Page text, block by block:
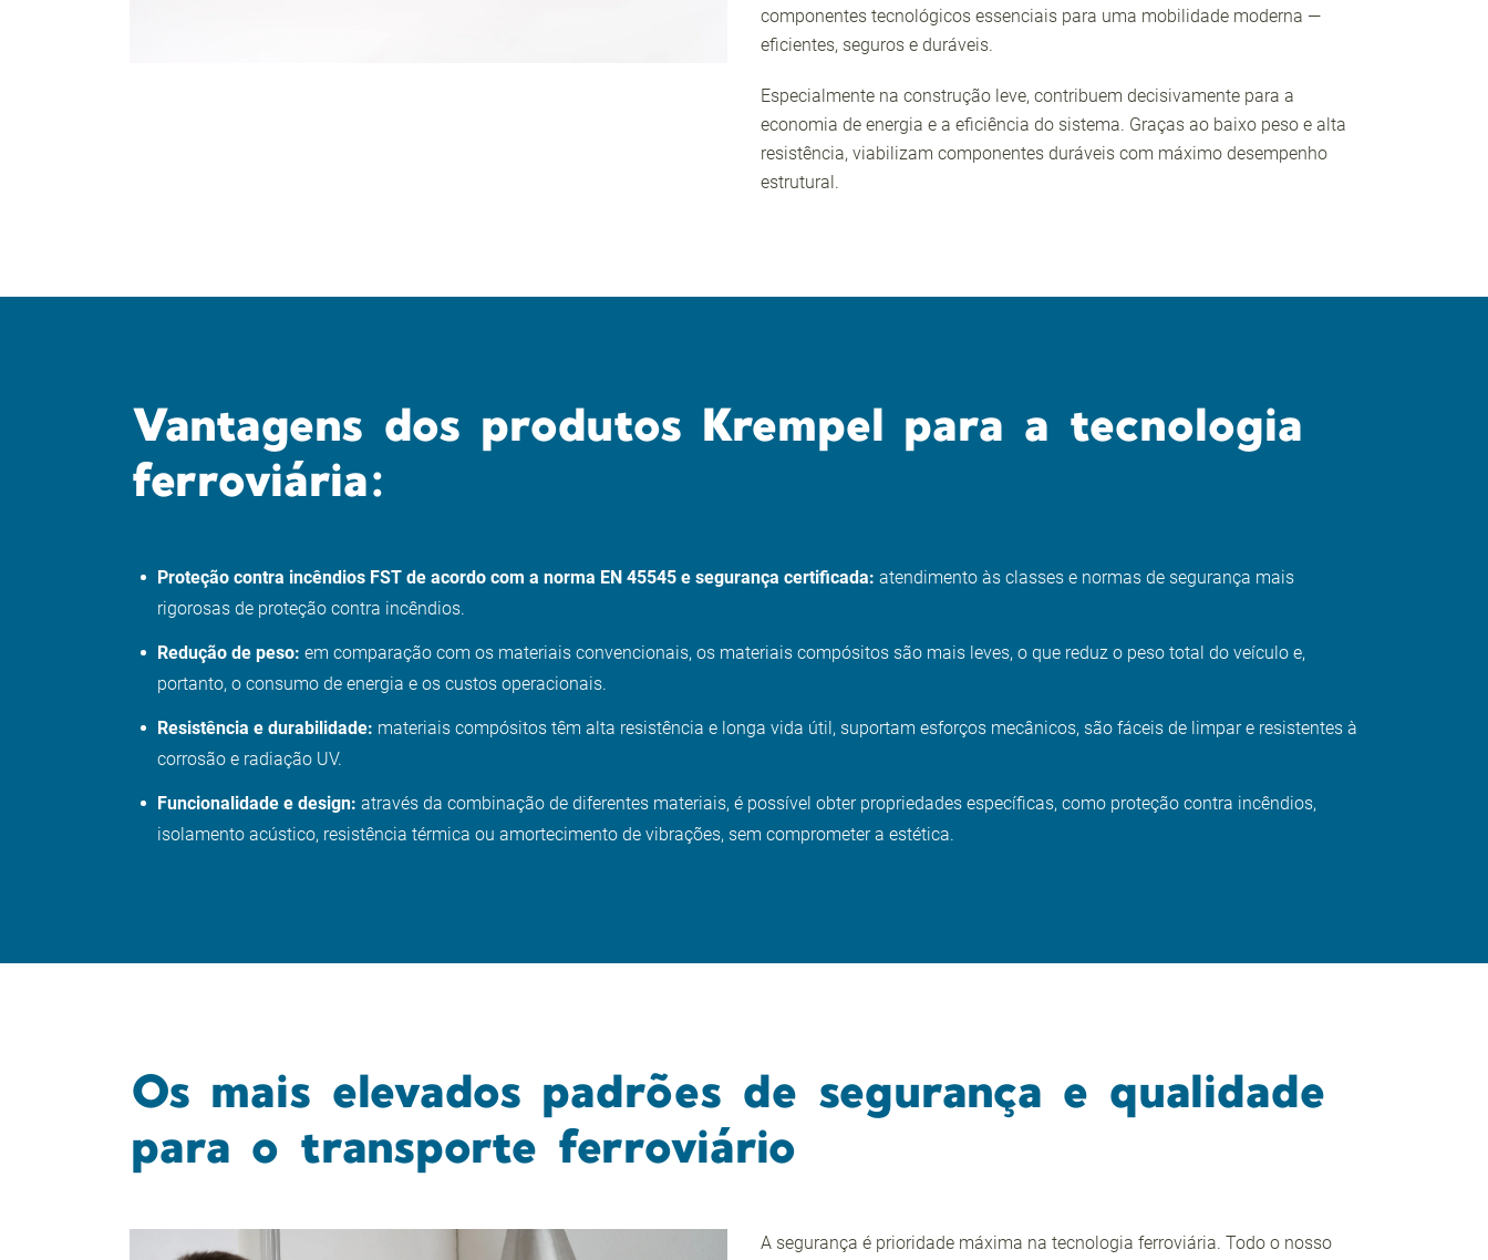
componentes tecnológicos essenciais para uma mobilidade moderna —
eficientes, seguros e duráveis.
Especialmente na construção leve, contribuem decisivamente para a
economia de energia e a eficiência do sistema. Graças ao baixo peso e alta
resistência, viabilizam componentes duráveis com máximo desempenho
estrutural.
Vantagens dos produtos Krempel para a tecnologia
ferroviária:
Proteção contra incêndios FST de acordo com a norma EN 45545 e segurança certificada: atendimento às classes e normas de segurança mais
rigorosas de proteção contra incêndios.
Redução de peso: em comparação com os materiais convencionais, os materiais compósitos são mais leves, o que reduz o peso total do veículo e,
portanto, o consumo de energia e os custos operacionais.
Resistência e durabilidade: materiais compósitos têm alta resistência e longa vida útil, suportam esforços mecânicos, são fáceis de limpar e resistentes à
corrosão e radiação UV.
Funcionalidade e design: através da combinação de diferentes materiais, é possível obter propriedades específicas, como proteção contra incêndios,
isolamento acústico, resistência térmica ou amortecimento de vibrações, sem comprometer a estética.
Os mais elevados padrões de segurança e qualidade
para o transporte ferroviário
A segurança é prioridade máxima na tecnologia ferroviária. Todo o nosso